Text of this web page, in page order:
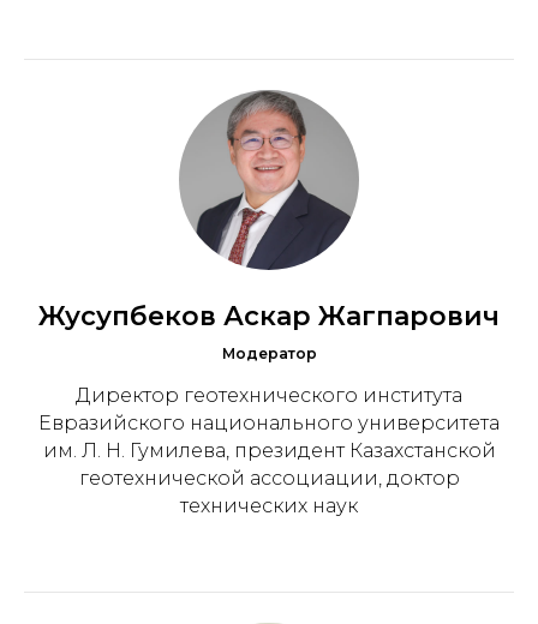
Жусупбеков Аскар Жагпарович
Модератор
Директор геотехнического института
Евразийского национального университета
им. Л. Н. Гумилева, президент Казахстанской
геотехнической ассоциации, доктор
технических наук